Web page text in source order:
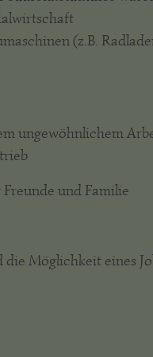
(z.B.
ungewöhnlichem
und Familie
Möglichkeit eines